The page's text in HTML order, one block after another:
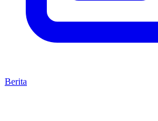
Berita